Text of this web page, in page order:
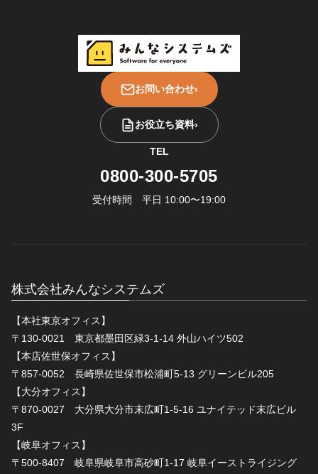
お問い合わせ›
お役立ち資料›
TEL
0800-300-5705
受付時間 平日 10:00〜19:00
株式会社みんなシステムズ
【本社東京オフィス】
〒130-0021 東京都墨田区緑3-1-14 外山ハイツ502
【本店佐世保オフィス】
〒857-0052 長崎県佐世保市松浦町5-13 グリーンビル205
【大分オフィス】
〒870-0027 大分県大分市末広町1-5-16 ユナイテッド末広ビル
3F
【岐阜オフィス】
〒500-8407 岐阜県岐阜市高砂町1-17 岐阜イーストライジング